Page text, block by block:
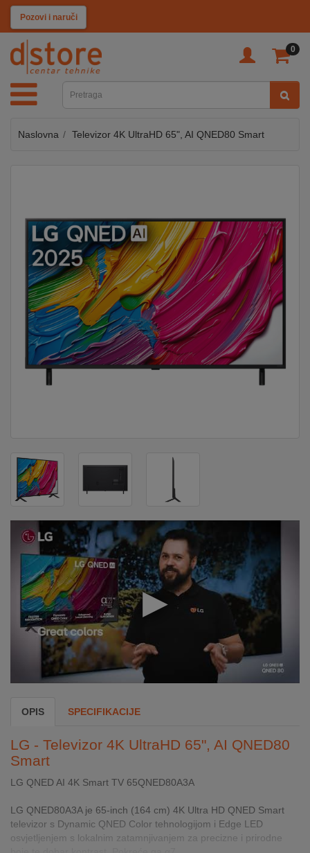
Pozovi i naruči
0
KATEGORIJE
TV
SAT
MOBILNI
KABLOVI
KUĆANSKI
APARATI
DOM
KLIMATIZACIJA
GAME
INTERNO
MOJ
BRENDOVI
NOVO
PONUDI
Naslovna Televizor 4K UltraHD 65", AI QNED80 Smart
OPIS SPECIFIKACIJE
LG - Televizor 4K UltraHD 65", AI QNED80
Smart
LG QNED AI 4K Smart TV 65QNED80A3A
LG QNED80A3A je 65-inch (164 cm) 4K Ultra HD QNED Smart
televizor s Dynamic QNED Color tehnologijom i Edge LED
osvjetljenjem s lokalnim zatamnjivanjem za precizne i prirodne